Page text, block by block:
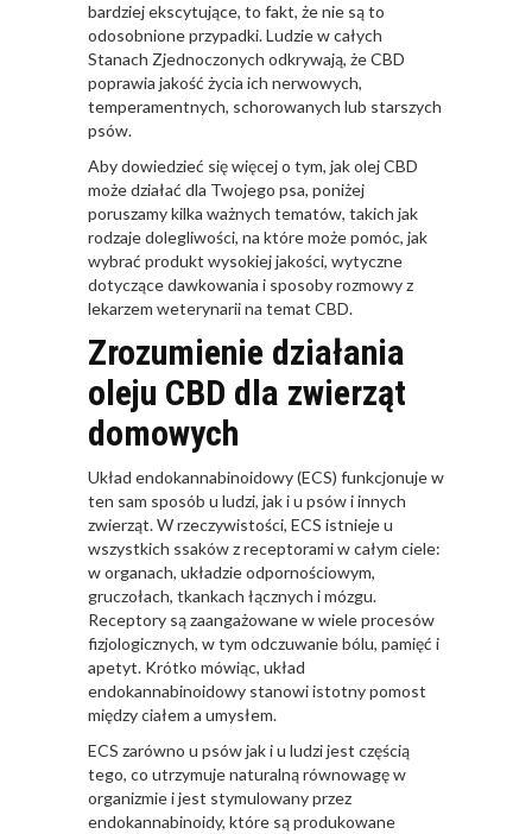
bardziej ekscytujące, to fakt, że nie są to
odosobnione przypadki. Ludzie w całych
Stanach Zjednoczonych odkrywają, że CBD
poprawia jakość życia ich nerwowych,
temperamentnych, schorowanych lub starszych
psów.
Aby dowiedzieć się więcej o tym, jak olej CBD
może działać dla Twojego psa, poniżej
poruszamy kilka ważnych tematów, takich jak
rodzaje dolegliwości, na które może pomóc, jak
wybrać produkt wysokiej jakości, wytyczne
dotyczące dawkowania i sposoby rozmowy z
lekarzem weterynarii na temat CBD.
Zrozumienie działania
oleju CBD dla zwierząt
domowych
Układ endokannabinoidowy (ECS) funkcjonuje w
ten sam sposób u ludzi, jak i u psów i innych
zwierząt. W rzeczywistości, ECS istnieje u
wszystkich ssaków z receptorami w całym ciele:
w organach, układzie odpornościowym,
gruczołach, tkankach łącznych i mózgu.
Receptory są zaangażowane w wiele procesów
fizjologicznych, w tym odczuwanie bólu, pamięć i
apetyt. Krótko mówiąc, układ
endokannabinoidowy stanowi istotny pomost
między ciałem a umysłem.
ECS zarówno u psów jak i u ludzi jest częścią
tego, co utrzymuje naturalną równowagę w
organizmie i jest stymulowany przez
endokannabinoidy, które są produkowane